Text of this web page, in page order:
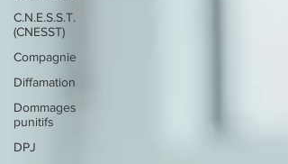
C.N.E.S.S.T.
(CNESST)
Compagnie
Diffamation
Dommages
punitifs
DPJ